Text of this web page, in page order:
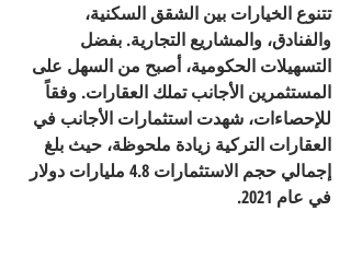
تتنوع الخيارات بين الشقق السكنية،
والفنادق، والمشاريع التجارية. بفضل
التسهيلات الحكومية، أصبح من السهل على
المستثمرين الأجانب تملك العقارات. وفقاً
للإحصاءات، شهدت استثمارات الأجانب في
العقارات التركية زيادة ملحوظة، حيث بلغ
إجمالي حجم الاستثمارات 4.8 مليارات دولار
في عام 2021.